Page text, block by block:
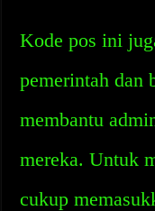
Kode pos ini
pemerintah dan
membantu
mereka. Untuk
cukup